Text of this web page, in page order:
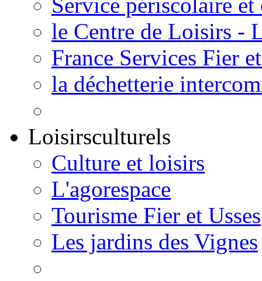
le Centre de Loisirs -
France Services Fier
la déchetterie
Loisirsculturels
Culture et loisirs
L'agorespace
Tourisme Fier et Usses
Les jardins des Vignes